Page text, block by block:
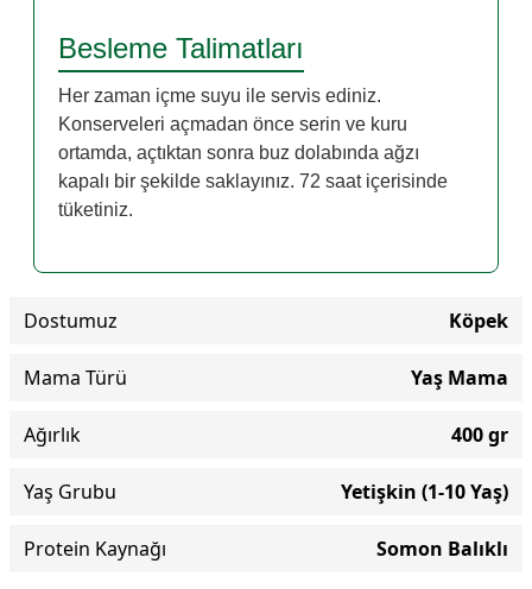
Besleme Talimatları
Her zaman içme suyu ile servis ediniz.
Konserveleri açmadan önce serin ve kuru
ortamda, açtıktan sonra buz dolabında ağzı
kapalı bir şekilde saklayınız. 72 saat içerisinde
tüketiniz.
Dostumuz Köpek
Mama Türü Yaş Mama
Ağırlık 400 gr
Yaş Grubu Yetişkin (1-10 Yaş)
Protein Kaynağı Somon Balıklı